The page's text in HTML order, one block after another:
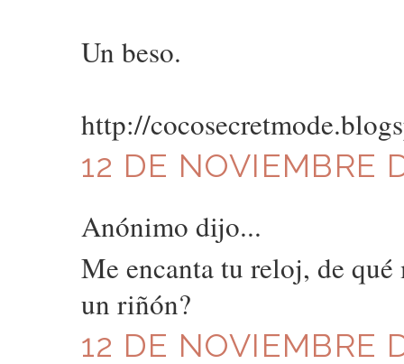
Un beso.
http://
12 DE NOVIEMBRE
Anónimo dijo...
Me encanta tu reloj, de qué
un riñón?
12 DE NOVIEMBRE